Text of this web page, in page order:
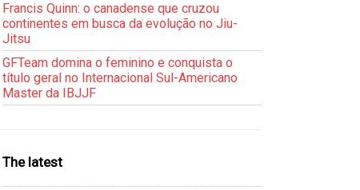
Francis Quinn: o canadense que cruzou
continentes em busca da evolução no Jiu-
Jitsu
GFTeam domina o feminino e conquista o
título geral no Internacional Sul-Americano
Master da IBJJF
The latest